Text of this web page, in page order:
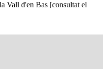
Vall d'en Bas [consultat el